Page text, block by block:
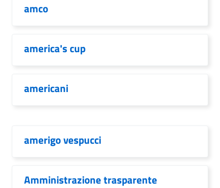
amco
america's cup
americani
amerigo vespucci
Amministrazione trasparente